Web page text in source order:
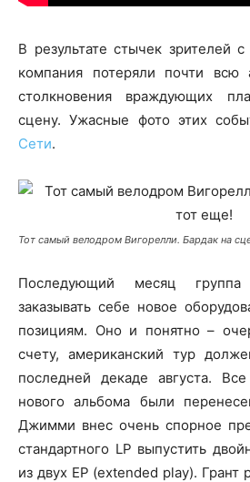
В результате стычек зрителей
компания потеряли почти всю
столкновения враждующих
сцену. Ужасные фото этих
Сети.
Тот самый велодром Вигорелли. Бардак на
Последующий месяц
заказывать себе новое
позициям. Оно и понятно –
счету, американский тур
последней декаде августа.
нового альбома были
Джимми внес очень спорное
стандартного LP выпустить
из двух EP (extended play). Грант